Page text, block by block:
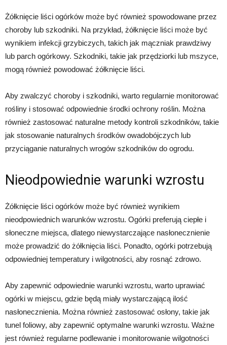
Żółknięcie liści ogórków może być również spowodowane przez
choroby lub szkodniki. Na przykład, żółknięcie liści może być
wynikiem infekcji grzybiczych, takich jak mączniak prawdziwy
lub parch ogórkowy. Szkodniki, takie jak przędziorki lub mszyce,
mogą również powodować żółknięcie liści.
Aby zwalczyć choroby i szkodniki, warto regularnie monitorować
rośliny i stosować odpowiednie środki ochrony roślin. Można
również zastosować naturalne metody kontroli szkodników, takie
jak stosowanie naturalnych środków owadobójczych lub
przyciąganie naturalnych wrogów szkodników do ogrodu.
Nieodpowiednie warunki wzrostu
Żółknięcie liści ogórków może być również wynikiem
nieodpowiednich warunków wzrostu. Ogórki preferują ciepłe i
słoneczne miejsca, dlatego niewystarczające nasłonecznienie
może prowadzić do żółknięcia liści. Ponadto, ogórki potrzebują
odpowiedniej temperatury i wilgotności, aby rosnąć zdrowo.
Aby zapewnić odpowiednie warunki wzrostu, warto uprawiać
ogórki w miejscu, gdzie będą miały wystarczającą ilość
nasłonecznienia. Można również zastosować osłony, takie jak
tunel foliowy, aby zapewnić optymalne warunki wzrostu. Ważne
jest również regularne podlewanie i monitorowanie wilgotności